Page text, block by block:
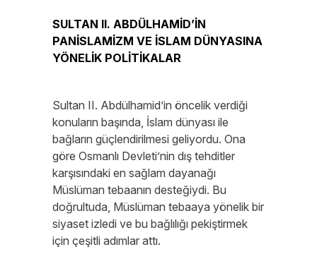
SULTAN II. ABDÜLHAMİD’İN
PANİSLAMİZM VE İSLAM DÜNYASINA
YÖNELİK POLİTİKALAR
Sultan II. Abdülhamid’in öncelik verdiği
konuların başında, İslam dünyası ile
bağların güçlendirilmesi geliyordu. Ona
göre Osmanlı Devleti’nin dış tehditler
karşısındaki en sağlam dayanağı
Müslüman tebaanın desteğiydi. Bu
doğrultuda, Müslüman tebaaya yönelik bir
siyaset izledi ve bu bağlılığı pekiştirmek
için çeşitli adımlar attı.